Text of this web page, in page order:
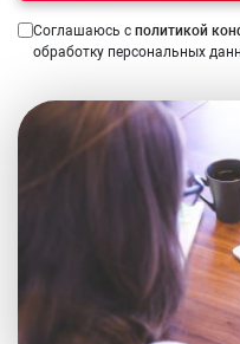
Соглашаюсь с политикой
обработку персональных